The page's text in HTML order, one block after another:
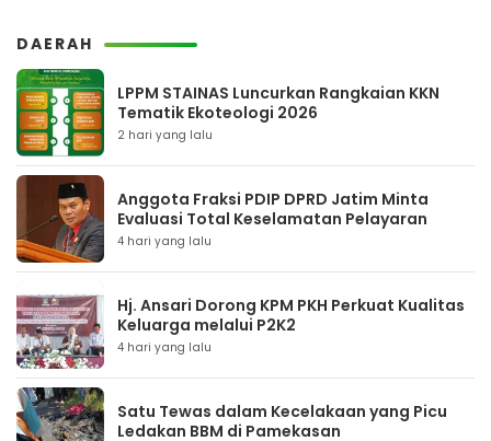
DAERAH
LPPM STAINAS Luncurkan Rangkaian KKN
Tematik Ekoteologi 2026
2 hari yang lalu
Anggota Fraksi PDIP DPRD Jatim Minta
Evaluasi Total Keselamatan Pelayaran
4 hari yang lalu
Hj. Ansari Dorong KPM PKH Perkuat Kualitas
Keluarga melalui P2K2
4 hari yang lalu
Satu Tewas dalam Kecelakaan yang Picu
Ledakan BBM di Pamekasan